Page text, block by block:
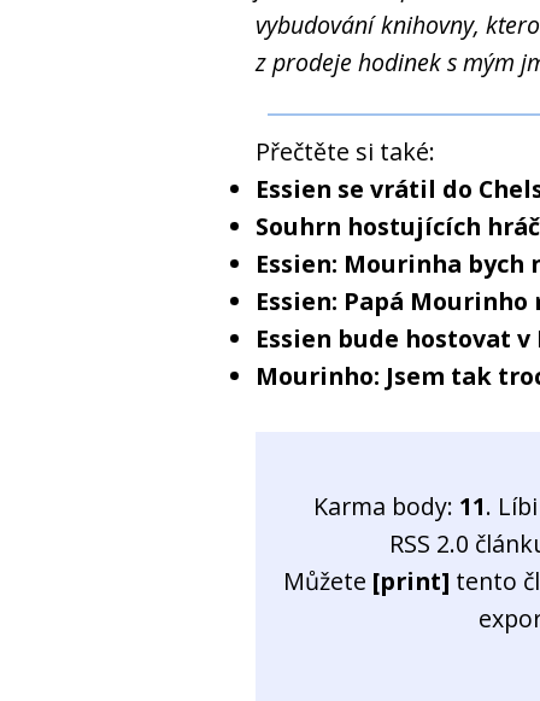
vybudování knihovny,
z prodeje hodinek s mým
Přečtěte si také:
Essien se vrátil do
Souhrn hostujících
Essien: Mourinha
Essien: Papá
Essien bude hostovat
Mourinho: Jsem tak
Karma body: 11.
RSS 2.0
Můžete [print] tento